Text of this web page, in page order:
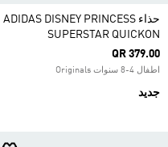
حذاء ADIDAS DISNEY PRINCESS
SUPERSTAR QUICKON
QR 379.00
اطفال 4-8 سنوات Originals
جديد